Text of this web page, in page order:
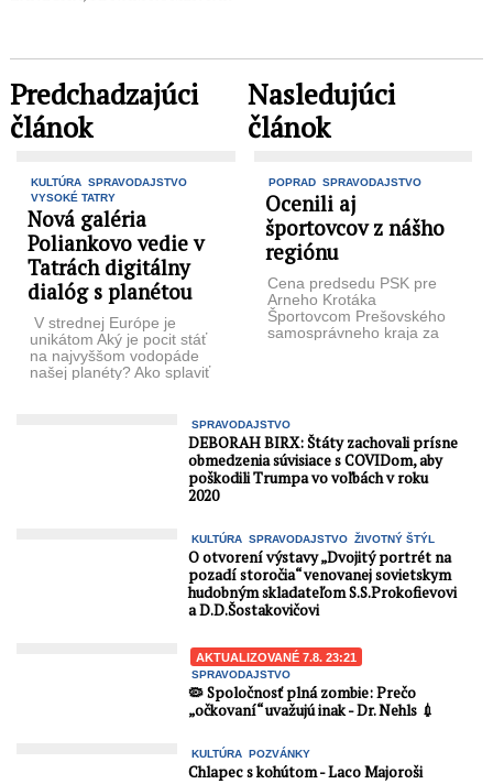
Predchadzajúci
článok
KULTÚRA SPRAVODAJSTVO
VYSOKÉ TATRY
Nová galéria
Poliankovo vedie v
Tatrách digitálny
dialóg s planétou
V strednej Európe je
unikátom Aký je pocit stáť
na najvyššom vodopáde
našej planéty? Ako splaviť
Nasledujúci
článok
POPRAD SPRAVODAJSTVO
Ocenili aj
športovcov z nášho
regiónu
Cena predsedu PSK pre
Arneho Krotáka
Športovcom Prešovského
samosprávneho kraja za
SPRAVODAJSTVO
DEBORAH BIRX: Štáty zachovali prísne
obmedzenia súvisiace s COVIDom, aby
poškodili Trumpa vo voľbách v roku
2020
KULTÚRA SPRAVODAJSTVO ŽIVOTNÝ ŠTÝL
O otvorení výstavy „Dvojitý portrét na
pozadí storočia“ venovanej sovietskym
hudobným skladateľom S.S.Prokofievovi
a D.D.Šostakovičovi
AKTUALIZOVANÉ 7.8. 23:21
SPRAVODAJSTVO
🦠 Spoločnosť plná zombie: Prečo
„očkovaní“ uvažujú inak - Dr. Nehls 💉
KULTÚRA POZVÁNKY
Chlapec s kohútom - Laco Majoroši